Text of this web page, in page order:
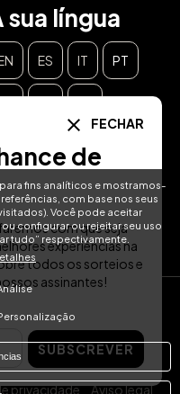
fins analíticos e mostramos-
com base nos seus
Você pode aceitar
configurar ou rejeitar seu uso
tudo” respectivamente.
sua língua
ES IT PT
2026
- 19:00 CEST)
privacidade Aviso legal
FECHAR
de
com que seja
experiências na
todos os sorteios e
assinantes!
SUBSCREVER